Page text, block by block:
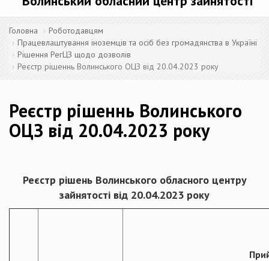
Головна
Роботодавцям
Працевлаштування іноземців та осіб без громадянства в Україні
Рішення РегЦЗ щодо дозволів
Реєстр рішеннь Волинського ОЦЗ від 20.04.2023 року
Реєстр рішеннь Волинського
ОЦЗ від 20.04.2023 року
Реєстр рішень Волинського обласного центру
зайнятості від 20.04.2023 року